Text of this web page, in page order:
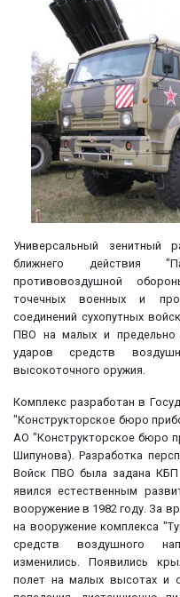
Универсальный зенитный
ближнего действия
противовоздушной
точечных военных и
соединений сухопутных
ПВО на малых и предельно
ударов средств
высокоточного оружия.
Комплекс разработан в
"Конструкторское бюро
АО "Конструкторское бюро
Шипунова). Разработка
Войск ПВО была задана
явился естественным
вооружение в 1982 году. За
на вооружение комплекса
средств воздушного
изменились. Появились
полет на малых высотах и